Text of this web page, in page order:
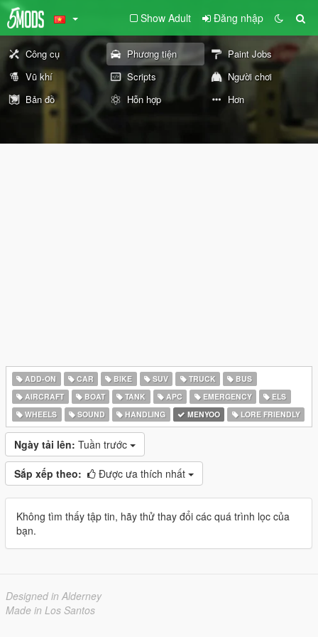
Show Adult Đăng nhập
Công cụ Phương tiện
Paint Jobs
Vũ khí
Scripts
Người chơi
Bản đồ
Hỗn hợp Hơn
ADD-ON CAR BIKE SUV TRUCK
BUS
AIRCRAFT
BOAT TANK APC EMERGENCY
ELS
WHEELS
SOUND HANDLING MENYOO LORE FRIENDLY
Ngày tải lên: Tuần trước
Sắp xếp theo: Được ưa thích nhất
Không tìm thấy tập tin, hãy thử thay đổi các quá trình lọc của
bạn.
Designed in Alderney
Made in Los Santos